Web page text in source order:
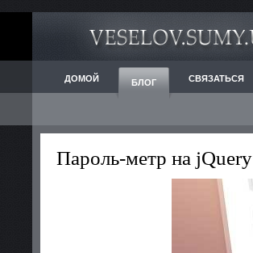
ДОМОЙ БЛОГ СВЯЗАТЬСЯ
Пароль-метр на jQuery